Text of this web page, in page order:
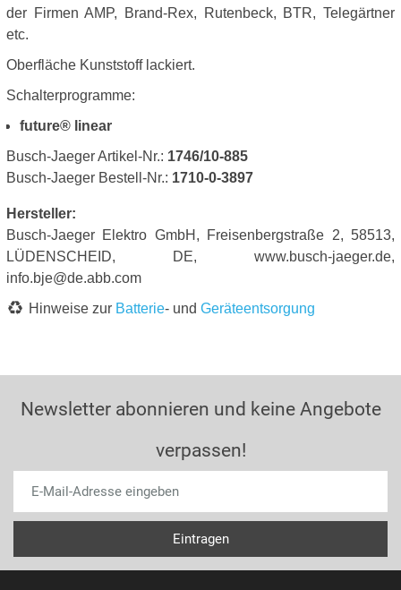
der Firmen AMP, Brand-Rex, Rutenbeck, BTR, Telegärtner
etc.
Oberfläche Kunststoff lackiert.
Schalterprogramme:
future® linear
Busch-Jaeger Artikel-Nr.: 1746/10-885
Busch-Jaeger Bestell-Nr.: 1710-0-3897
Hersteller:
Busch-Jaeger Elektro GmbH, Freisenbergstraße 2, 58513,
LÜDENSCHEID, DE, www.busch-jaeger.de,
info.bje@de.abb.com
Hinweise zur Batterie- und Geräteentsorgung
Newsletter abonnieren und keine Angebote
verpassen!